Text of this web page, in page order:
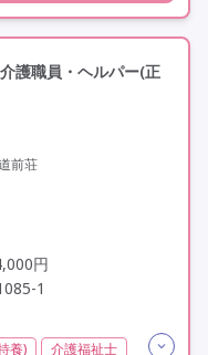
護職員・ヘルパー(正
円
1
養) 介護福祉士